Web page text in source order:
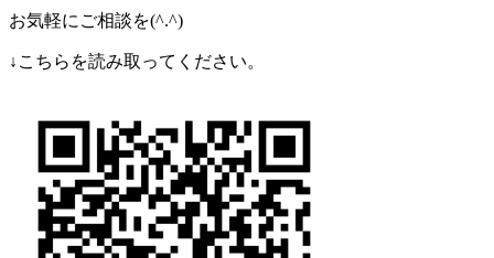
お気軽にご相談を(^.^)
↓こちらを読み取ってください。